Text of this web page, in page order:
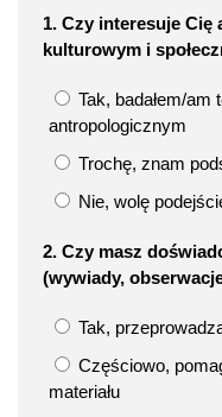
1. Czy interesuje
kulturowym i
Tak, badałem/
antropologicznym
Trochę, znam
Nie, wolę
2. Czy masz
(wywiady,
Tak,
Częściowo,
materiału